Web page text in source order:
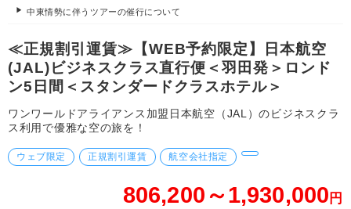
中東情勢に伴うツアーの催行について
≪正規割引運賃≫【WEB予約限定】日本航空
(JAL)ビジネスクラス直行便＜羽田発＞ロンド
ン5日間＜スタンダードクラスホテル＞
ワンワールドアライアンス加盟日本航空（JAL）のビジネスクラ
ス利用で優雅な空の旅を！
ウェブ限定 正規割引運賃 航空会社指定
806,200～1,930,000 円